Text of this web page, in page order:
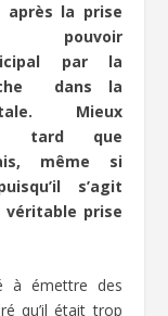
la prise
pouvoir
par la
dans la
Mieux
tard que
même si
s’agit
véritable prise
à émettre des
qu’il était trop